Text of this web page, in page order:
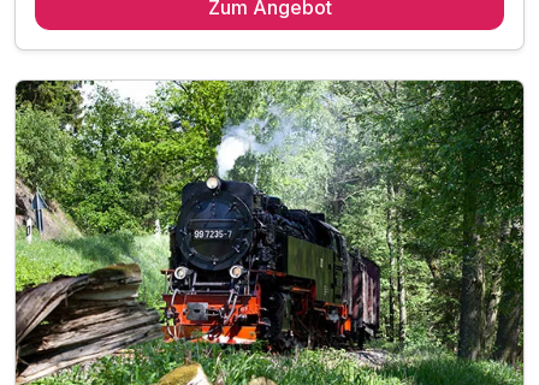
5 x reichhaltiges Frühstück vom Buffet
inkl. Eintritt ins Wernigeröder Schloss
inkl. Nutzung der Sauna & Solarium
inkl. Parkplatz- und WLAN-Nutzung
Zum Angebot